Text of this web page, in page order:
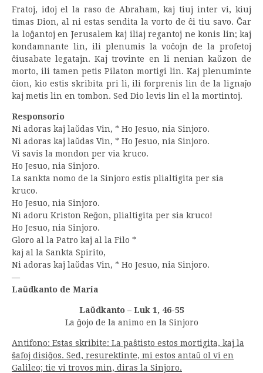
Fratoj, idoj el la raso de Abraham, kaj tiuj inter vi, kiuj
timas Dion, al ni estas sendita la vorto de ĉi tiu savo. Ĉar
la loĝantoj en Jerusalem kaj iliaj regantoj ne konis lin; kaj
kondamnante lin, ili plenumis la voĉojn de la profetoj
ĉiusabate legatajn. Kaj trovinte en li nenian kaŭzon de
morto, ili tamen petis Pilaton mortigi lin. Kaj plenuminte
ĉion, kio estis skribita pri li, ili forprenis lin de la lignaĵo
kaj metis lin en tombon. Sed Dio levis lin el la mortintoj.
Responsorio
Ni adoras kaj laŭdas Vin, * Ho Jesuo, nia Sinjoro.
Ni adoras kaj laŭdas Vin, * Ho Jesuo, nia Sinjoro.
Vi savis la mondon per via kruco.
Ho Jesuo, nia Sinjoro.
La sankta nomo de la Sinjoro estis plialtigita per sia
kruco.
Ho Jesuo, nia Sinjoro.
Ni adoru Kriston Reĝon, plialtigita per sia kruco!
Ho Jesuo, nia Sinjoro.
Gloro al la Patro kaj al la Filo *
kaj al la Sankta Spirito,
Ni adoras kaj laŭdas Vin, * Ho Jesuo, nia Sinjoro.
—
Laŭdkanto de Maria
Laŭdkanto – Luk 1, 46-55
La ĝojo de la animo en la Sinjoro
Antifono: Estas skribite: La paŝtisto estos mortigita, kaj la
ŝafoj disiĝos. Sed, resurektinte, mi estos antaŭ ol vi en
Galileo; tie vi trovos min, diras la Sinjoro.